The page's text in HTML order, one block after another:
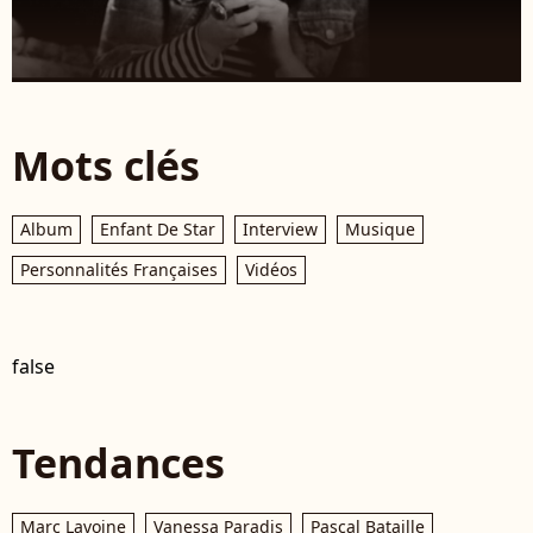
Mots clés
Album Enfant De Star Interview
Musique
Personnalités Françaises
Vidéos
false
Tendances
Marc Lavoine Vanessa Paradis Pascal Bataille